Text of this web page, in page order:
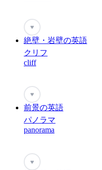
♥
絶壁・岩壁の英語
クリフ
cliff
♥
前景の英語
パノラマ
panorama
♥